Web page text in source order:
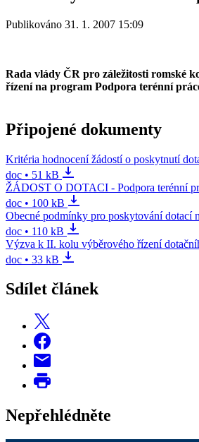
Publikováno 31. 1. 2007 15:09
Rada vlády ČR pro záležitosti romské
řízení na program Podpora terénní
Připojené dokumenty
Kritéria hodnocení žádostí o poskytnutí
doc • 51 kB
ŽÁDOST O DOTACI - Podpora terénní
doc • 100 kB
Obecné podmínky pro poskytování dotací
doc • 110 kB
Výzva k II. kolu výběrového řízení
doc • 33 kB
Sdílet článek
Nepřehlédněte